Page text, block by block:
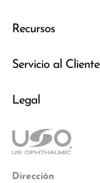
Recursos
Servicio al Cliente
Legal
Dirección